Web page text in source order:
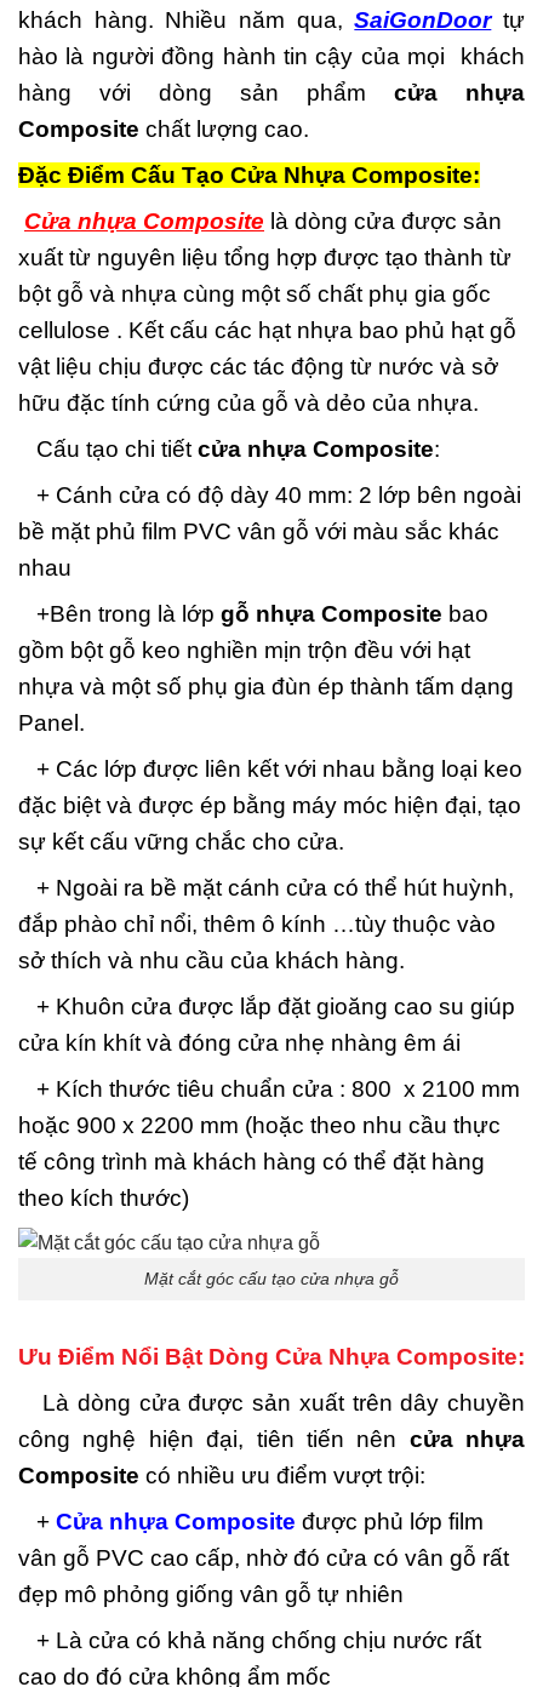
khách hàng. Nhiều năm qua,SaiGonDoortự
hào là người đồng hành tin cậy của mọi khách
hàng với dòng sản phẩm cửa nhựa
Composite chất lượng cao.
Đặc Điểm Cấu Tạo Cửa Nhựa Composite:
Cửa nhựa Composite là dòng cửa được sản
xuất từ nguyên liệu tổng hợp được tạo thành từ
bột gỗ và nhựa cùng một số chất phụ gia gốc
cellulose . Kết cấu các hạt nhựa bao phủ hạt gỗ
vật liệu chịu được các tác động từ nước và sở
hữu đặc tính cứng của gỗ và dẻo của nhựa.
Cấu tạo chi tiết cửa nhựa Composite:
+ Cánh cửa có độ dày 40 mm: 2 lớp bên ngoài
bề mặt phủ film PVC vân gỗ với màu sắc khác
nhau
+Bên trong là lớp gỗ nhựa Composite bao
gồm bột gỗ keo nghiền mịn trộn đều với hạt
nhựa và một số phụ gia đùn ép thành tấm dạng
Panel.
+ Các lớp được liên kết với nhau bằng loại keo
đặc biệt và được ép bằng máy móc hiện đại, tạo
sự kết cấu vững chắc cho cửa.
+ Ngoài ra bề mặt cánh cửa có thể hút huỳnh,
đắp phào chỉ nổi, thêm ô kính …tùy thuộc vào
sở thích và nhu cầu của khách hàng.
+ Khuôn cửa được lắp đặt gioăng cao su giúp
cửa kín khít và đóng cửa nhẹ nhàng êm ái
+ Kích thước tiêu chuẩn cửa : 800 x 2100 mm
hoặc 900 x 2200 mm (hoặc theo nhu cầu thực
tế công trình mà khách hàng có thể đặt hàng
theo kích thước)
Mặt cắt góc cấu tạo cửa nhựa gỗ
Ưu Điểm Nổi Bật Dòng Cửa Nhựa Composite:
Là dòng cửa được sản xuất trên dây chuyền
công nghệ hiện đại, tiên tiến nên cửa nhựa
Composite có nhiều ưu điểm vượt trội:
+ Cửa nhựa Composite được phủ lớp film
vân gỗ PVC cao cấp, nhờ đó cửa có vân gỗ rất
đẹp mô phỏng giống vân gỗ tự nhiên
+ Là cửa có khả năng chống chịu nước rất
cao do đó cửa không ẩm mốc